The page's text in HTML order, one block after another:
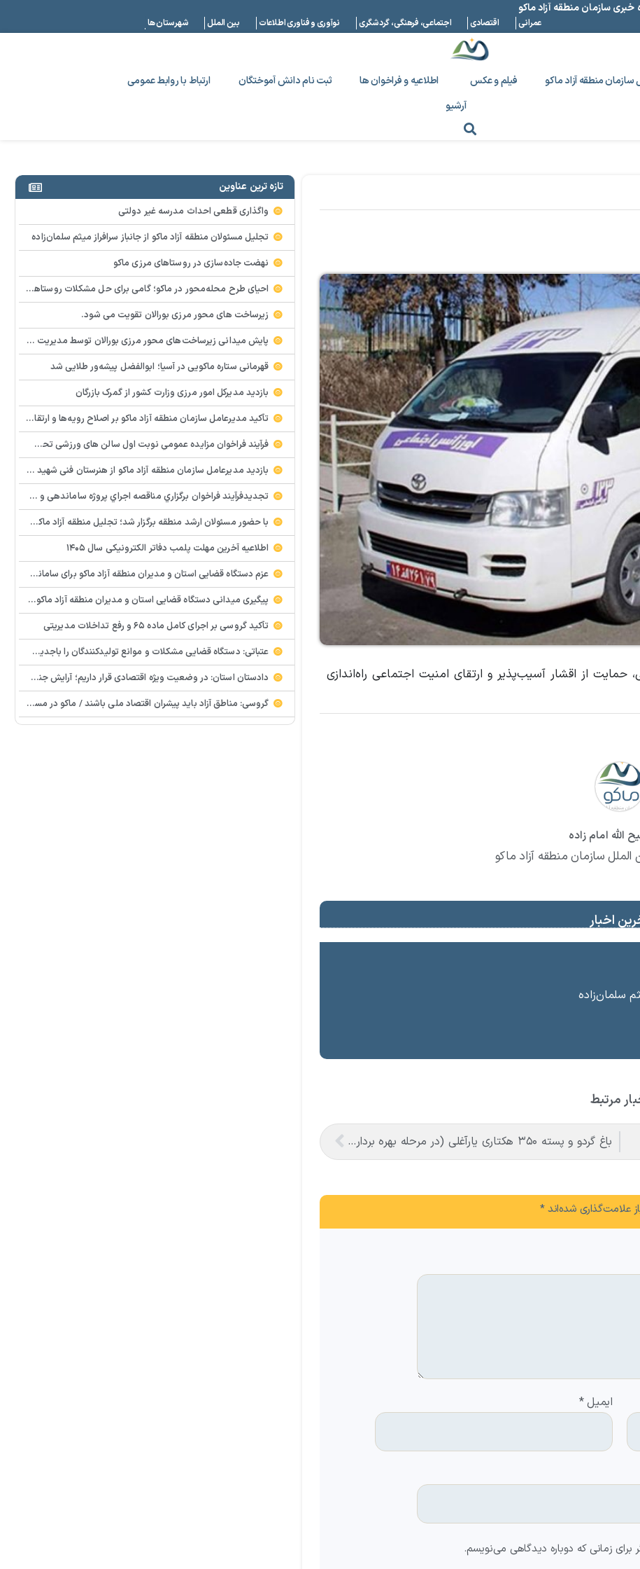
خبری سازمان منطقه آزاد ماکو
عمرانی اقتصادی اجتماعی، فرهنگی، گردشگری نوآوری و فناوری اطلاعات بین الملل شهرستان ها
سازمان منطقه آزاد ماکو فیلم و عکس اطلاعیه و فراخوان ها ثبت نام دانش آموختگان
ارتباط با روابط عمومی
آرشیو
از اقشار آسیب‌پذیر و ارتقای امنیت اجتماعی راه‌اندازی
الله امام زاده
الملل سازمان منطقه آزاد ماکو
اخبار
سلمان‌زاده
مرتبط
باغ گردو و پسته ۳۵۰ هکتاری یارآغلی (در مرحله بهره برداری محصول)
علامت‌گذاری شده‌اند*
ایمیل*
زمانی که دوباره دیدگاهی می‌نویسم.
تازه ترین عناوین
واگذاری قطعی احداث مدرسه غیر دولتی
تجلیل مسئولان منطقه آزاد ماکو از جانباز سرافراز میثم سلمان‌زاده
نهضت جاده‌سازی در روستاهای مرزی ماکو
احیای طرح محله‌محور در ماکو؛ گامی برای حل مشکلات روستاها و مناطق کم‌برخوردار
زیرساخت های محور مرزی بورالان تقویت می شود.
پایش میدانی زیرساخت‌های محور مرزی بورالان توسط مدیریت امور شهری و روستایی سازمان منطقه آزاد ماکو ‌
قهرمانی ستاره ماکویی در آسیا؛ ابوالفضل پیشه‌ور طلایی شد
بازدید مدیرکل امور مرزی وزارت کشور از گمرک بازرگان
تأکید مدیرعامل سازمان منطقه آزاد ماکو بر اصلاح رویه‌ها و ارتقای جایگاه مرز بازرگان
فرآيند فراخوان مزایده عمومي نوبت اول سالن های ورزشی تحت اختیار منطقه آزاد ماکو در شهرهای بازرگان – شوط و پلدشت
بازدید مدیرعامل سازمان منطقه آزاد ماکو از هنرستان فنی شهید پیر احمدی؛ بررسی میدانی مشکلات و موانع آموزشی
تجدیدفرآيند فراخوان برگزاري مناقصه اجراي پروژه ساماندهي و زيباسازي بلوار پليس راه ماكو
با حضور مسئولان ارشد منطقه برگزار شد؛ تجلیل منطقه آزاد ماکو از معلمان نمونه و تأکید بر هوشمندسازی مدارس
اطلاعیه آخرین مهلت پلمب دفاتر الکترونیکی سال ۱۴۰۵
عزم دستگاه قضایی استان و مدیران منطقه آزاد ماکو برای ساماندهی و رفع سریع مشکلات پایانه مرزی و گمرک بازرگان
پیگیری میدانی دستگاه قضایی استان و مدیران منطقه آزاد ماکو و استان برای رفع سریع مشکلات واحدهای تولیدی و سرمایه گذاری
تأکید گروسی بر اجرای کامل ماده ۶۵ و رفع تداخلات مدیریتی
عتباتی: دستگاه قضایی مشکلات و موانع تولیدکنندگان را باجدیت پیگیری می کند
دادستان استان: در وضعیت ویژه اقتصادی قرار داریم؛ آرایش جنگی در حوزه تولید ضروری است
گروسی: مناطق آزاد باید پیشران اقتصاد ملی باشند / ماکو در مسیر گشایش اقتصادی و تکمیل زیرساخت‌ها